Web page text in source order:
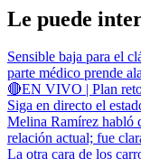
Le puede
Sensible baja para el
parte médico prende
🔴EN VIVO | Plan
Siga en directo el
Melina Ramírez habló
relación actual; fue
La otra cara de los